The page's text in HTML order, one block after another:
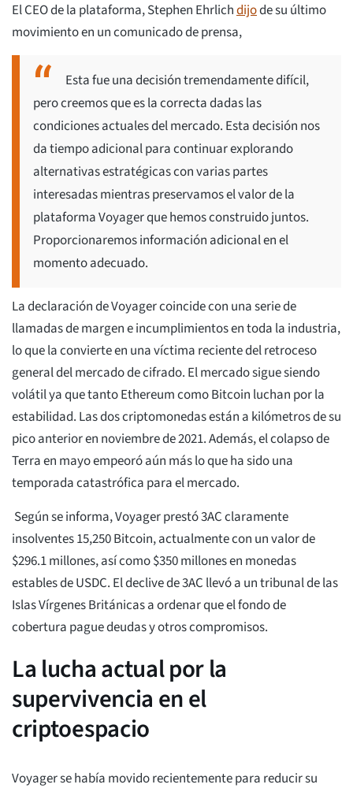
El CEO de la plataforma, Stephen Ehrlichdijode su último
movimiento en un comunicado de prensa,
Esta fue una decisión tremendamente difícil,
pero creemos que es la correcta dadas las
condiciones actuales del mercado. Esta decisión nos
da tiempo adicional para continuar explorando
alternativas estratégicas con varias partes
interesadas mientras preservamos el valor de la
plataforma Voyager que hemos construido juntos.
Proporcionaremos información adicional en el
momento adecuado.
La declaración de Voyager coincide con una serie de
llamadas de margen e incumplimientos en toda la industria,
lo que la convierte en una víctima reciente del retroceso
general del mercado de cifrado. El mercado sigue siendo
volátil ya que tanto Ethereum como Bitcoin luchan por la
estabilidad. Las dos criptomonedas están a kilómetros de su
pico anterior en noviembre de 2021. Además, el colapso de
Terra en mayo empeoró aún más lo que ha sido una
temporada catastrófica para el mercado.
Según se informa, Voyager prestó 3AC claramente
insolventes 15,250 Bitcoin, actualmente con un valor de
$296.1 millones, así como $350 millones en monedas
estables de USDC. El declive de 3AC llevó a un tribunal de las
Islas Vírgenes Británicas a ordenar que el fondo de
cobertura pague deudas y otros compromisos.
La lucha actual por la
supervivencia en el
criptoespacio
Voyager se había movido recientemente para reducir su